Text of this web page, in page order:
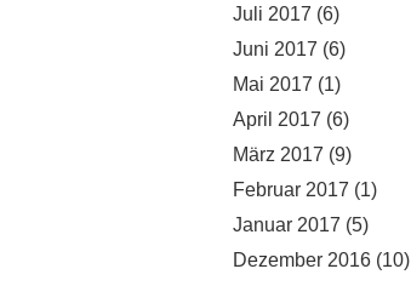
Juli 2017 (6)
Juni 2017 (6)
Mai 2017 (1)
April 2017 (6)
März 2017 (9)
Februar 2017 (1)
Januar 2017 (5)
Dezember 2016 (10)